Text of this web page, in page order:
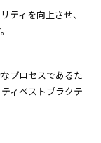
ティを向上させ、
プロセスであるた
ィベストプラクテ